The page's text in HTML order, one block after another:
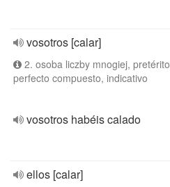
vosotros [calar]
2. osoba liczby mnogiej, pretérito
perfecto compuesto, indicativo
vosotros habéis calado
ellos [calar]